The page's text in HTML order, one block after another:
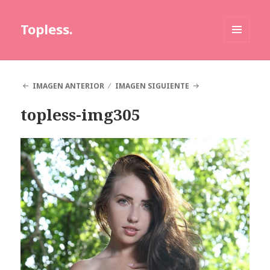
Topless.
IMAGEN ANTERIOR
IMAGEN SIGUIENTE
topless-img305